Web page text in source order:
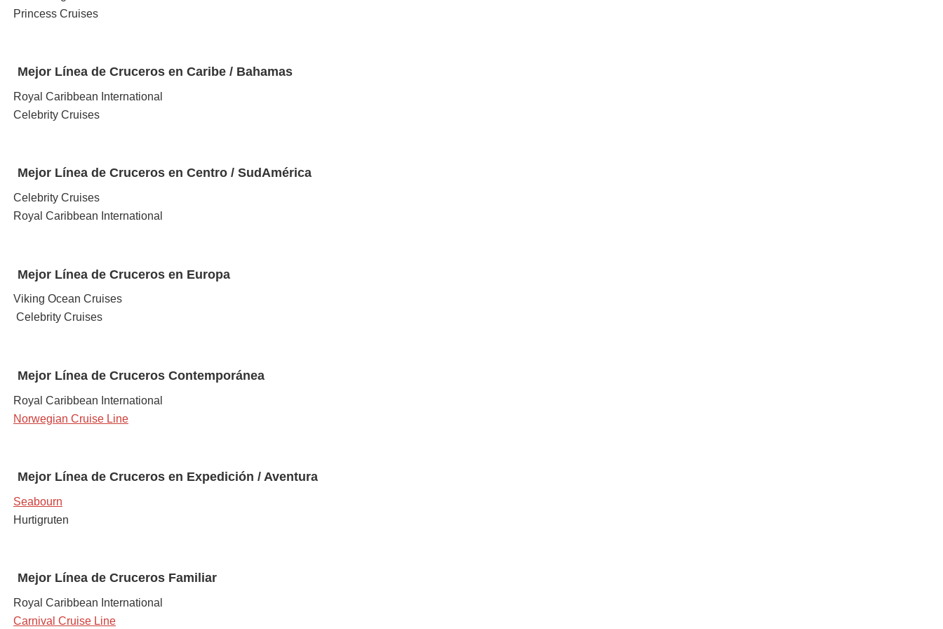
Princess Cruises
Mejor Línea de Cruceros en Caribe / Bahamas
Royal Caribbean International
Celebrity Cruises
Mejor Línea de Cruceros en Centro / SudAmérica
Celebrity Cruises
Royal Caribbean International
Mejor Línea de Cruceros en Europa
Viking Ocean Cruises
Celebrity Cruises
Mejor Línea de Cruceros Contemporánea
Royal Caribbean International
Norwegian Cruise Line
Mejor Línea de Cruceros en Expedición / Aventura
Seabourn
Hurtigruten
Mejor Línea de Cruceros Familiar
Royal Caribbean International
Carnival Cruise Line